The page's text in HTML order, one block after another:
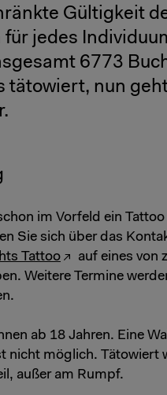
Gültigkeit
für jedes
6773
tätowiert, nun
im Vorfeld ein
Sie sich über das
Tattoo
auf eines von
Weitere Termine
ab 18 Jahren. Eine
nicht möglich. Tätowiert
außer am Rumpf.